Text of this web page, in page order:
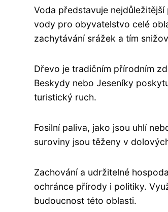
Voda představuje
vody pro obyvatelstvo celé
zachytávání srážek a tím
Dřevo je tradičním přírodním
Beskydy nebo Jeseníky
turistický ruch.
Fosilní paliva, jako jsou uhlí
suroviny jsou těženy v
Zachování a udržitelné
ochránce přírody i politiky.
budoucnost této oblasti.